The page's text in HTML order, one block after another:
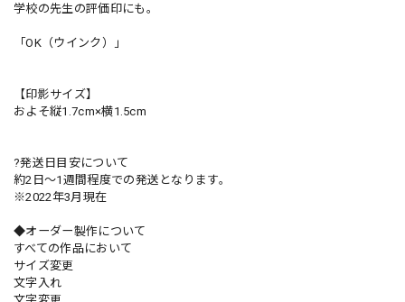
学校の先生の評価印にも。
「OK（ウインク）」
【印影サイズ】
およそ縦1.7cm×横1.5cm
?発送日目安について
約2日〜1週間程度での発送となります。
※2022年3月現在
◆オーダー製作について
すべての作品において
サイズ変更
文字入れ